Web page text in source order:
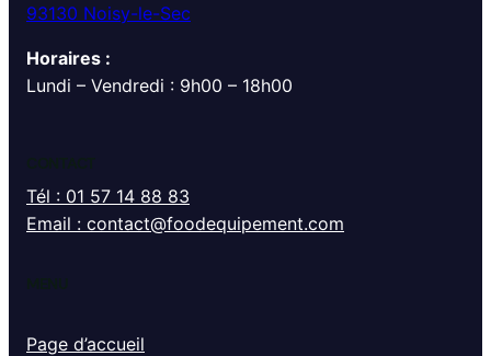
93130 Noisy-le-Sec
Horaires :
Lundi – Vendredi : 9h00 – 18h00
Tél : 01 57 14 88 83
Email : contact@foodequipement.com
Page d’accueil